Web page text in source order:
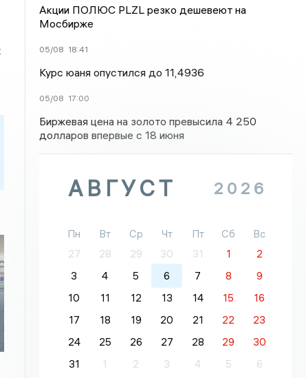
Акции ПОЛЮС PLZL резко дешевеют на
Мосбирже
05/08 18:41
Курс юаня опустился до 11,4936
05/08 17:00
Биржевая цена на золото превысила 4 250
долларов впервые с 18 июня
АВГУСТ 2026
Пн Вт Ср Чт Пт Сб
Вс
27
28 29 30 31 1
2
3
4 5 6 7 8
9
10
11 12 13 14 15
16
17
18 19 20 21 22
23
24
25 26 27 28 29
30
31
1 2 3 4 5 6